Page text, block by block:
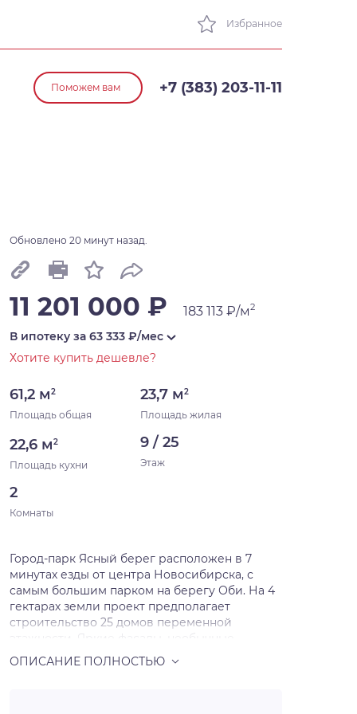
Избранное
Поможем вам +7 (383) 203-11-11
Обновлено 20 минут назад.
11 201 000 ₽ 183 113 ₽/м2
В ипотеку за 63 333 ₽/мес
Хотите купить дешевле?
61,2 м2
Площадь общая
23,7 м2
Площадь жилая
22,6 м2
Площадь кухни
9 / 25
Этаж
2
Комнаты
Город-парк Ясный берег расположен в 7
минутах езды от центра Новосибирска, с
самым большим парком на берегу Оби. На 4
гектарах земли проект предполагает
строительство 25 домов переменной
цветовые переходы, панорамное остекление.
Строящиеся дома расположены вдоль